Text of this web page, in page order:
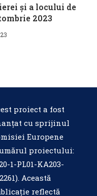
și a locului de
2023
proiect a fost
cu sprijinul
Europene
proiectului:
1-PL01-KA203-
). Această
reflectă